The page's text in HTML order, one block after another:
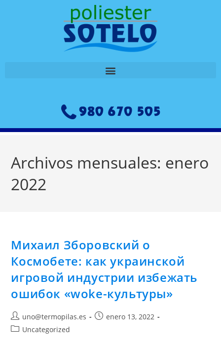
Archivos mensuales: enero
2022
Михаил Зборовский о
Космобете: как украинской
игровой индустрии избежать
ошибок «woke-культуры»
uno@termopilas.es
enero 13, 2022
Uncategorized